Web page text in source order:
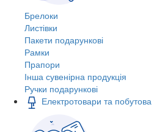
Брелоки
Листівки
Пакети подарункові
Рамки
Прапори
Інша сувенірна продукція
Ручки подарункові
Електротовари та побутова